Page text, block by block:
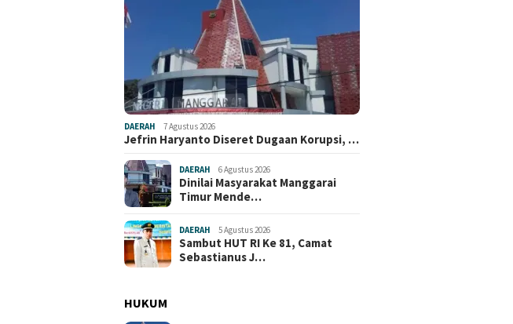
DAERAH 7 Agustus 2026
Jefrin Haryanto Diseret Dugaan Korupsi, …
DAERAH 6 Agustus 2026
Dinilai Masyarakat Manggarai
Timur Mende…
DAERAH 5 Agustus 2026
Sambut HUT RI Ke 81, Camat
Sebastianus J…
HUKUM